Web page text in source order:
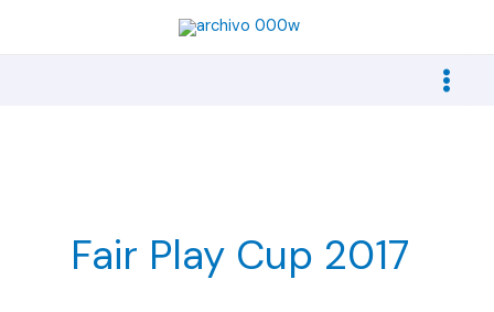
Fair Play Cup 2017